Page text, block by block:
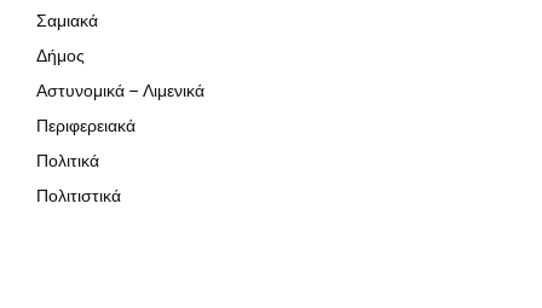
Σαμιακά
Δήμος
Αστυνομικά – Λιμενικά
Περιφερειακά
Πολιτικά
Πολιτιστικά